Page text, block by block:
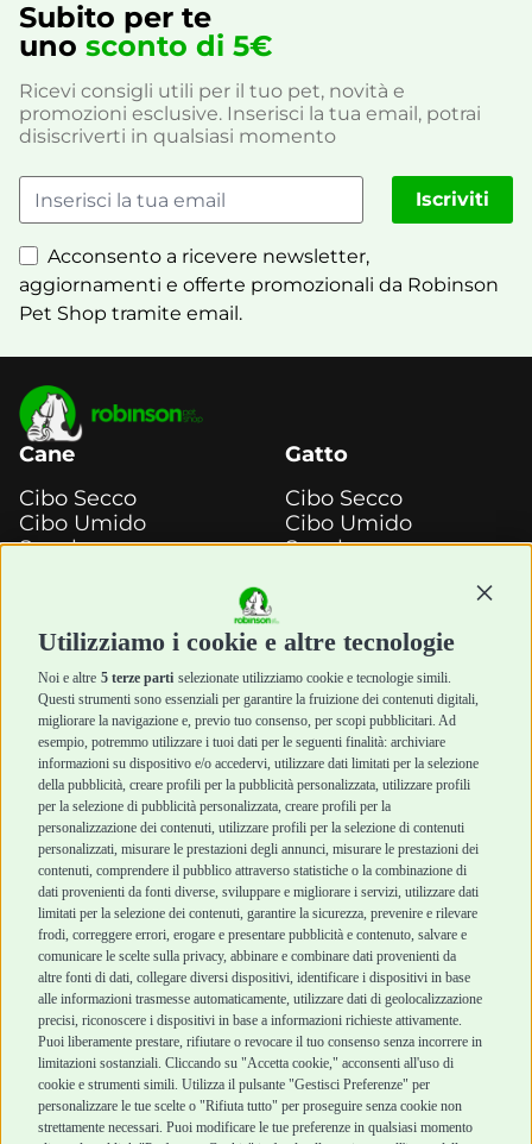
Utilizziamo i cookie e altre tecnologie
Noi e altre 5 terze parti selezionate utilizziamo cookie e tecnologie simili.
Questi strumenti sono essenziali per garantire la fruizione dei contenuti digitali,
migliorare la navigazione e, previo tuo consenso, per scopi pubblicitari. Ad
esempio, potremmo utilizzare i tuoi dati per le seguenti finalità: archiviare
informazioni su dispositivo e/o accedervi, utilizzare dati limitati per la selezione
della pubblicità, creare profili per la pubblicità personalizzata, utilizzare profili
per la selezione di pubblicità personalizzata, creare profili per la
personalizzazione dei contenuti, utilizzare profili per la selezione di contenuti
personalizzati, misurare le prestazioni degli annunci, misurare le prestazioni dei
contenuti, comprendere il pubblico attraverso statistiche o la combinazione di
dati provenienti da fonti diverse, sviluppare e migliorare i servizi, utilizzare dati
limitati per la selezione dei contenuti, garantire la sicurezza, prevenire e rilevare
frodi, correggere errori, erogare e presentare pubblicità e contenuto, salvare e
comunicare le scelte sulla privacy, abbinare e combinare dati provenienti da
altre fonti di dati, collegare diversi dispositivi, identificare i dispositivi in base
alle informazioni trasmesse automaticamente, utilizzare dati di geolocalizzazione
precisi, riconoscere i dispositivi in base a informazioni richieste attivamente.
Puoi liberamente prestare, rifiutare o revocare il tuo consenso senza incorrere in
limitazioni sostanziali. Cliccando su "Accetta cookie," acconsenti all'uso di
cookie e strumenti simili. Utilizza il pulsante "Gestisci Preferenze" per
personalizzare le tue scelte o "Rifiuta tutto" per proseguire senza cookie non
strettamente necessari. Puoi modificare le tue preferenze in qualsiasi momento
Subito per te
uno sconto di 5€
Ricevi consigli utili per il tuo pet, novità e
promozioni esclusive. Inserisci la tua email, potrai
disiscriverti in qualsiasi momento
Acconsento a ricevere newsletter,
aggiornamenti e offerte promozionali da Robinson
Pet Shop tramite email.
Iscriviti
Cane
Cibo Secco
Cibo Umido
Snack e
Igiene e Pulizia
Accessori
Cani Mini
Top Quality
Gatto
Cibo Secco
Cibo Umido
Snack e
Igiene e Pulizia
Accessori
Top Quality
Robinson Pet Shop
Chi siamo
Punti vendita
Marchi
Blog
Assistenza Robinson
Pet Shop
Offerte
Promozioni
Recensioni Feedaty
Acquisti sicuri
Termini e condizioni
di vendita
Cashback
Metodi di
pagamento
Recesso e Reso
Spedizioni
Robinson Pet Shop S.r.l.